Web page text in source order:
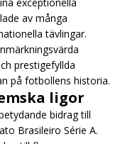
av många
tävlingar.
prestigefyllda
på fotbollens historia.
ligor
bidrag till
Brasileiro Série A.